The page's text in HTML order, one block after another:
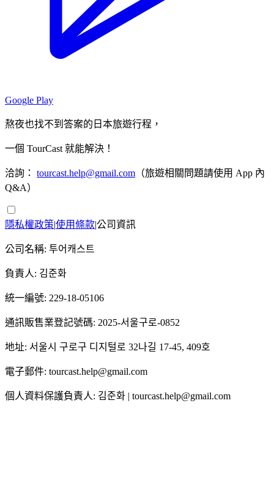
Google Play
熬夜也找不到答案的日本旅遊行程，
一個 TourCast 就能解決！
洽詢： tourcast.help@gmail.com （旅遊相關問題請使用 App 內
Q&A）
隱私權政策|使用條款|公司資訊
公司名稱: 투어캐스트
負責人: 김준화
統一編號: 229-18-05106
通訊販售業登記號碼: 2025-서울구로-0852
地址: 서울시 구로구 디지털로 32나길 17-45, 409호
電子郵件: tourcast.help@gmail.com
個人資料保護負責人: 김준화 | tourcast.help@gmail.com